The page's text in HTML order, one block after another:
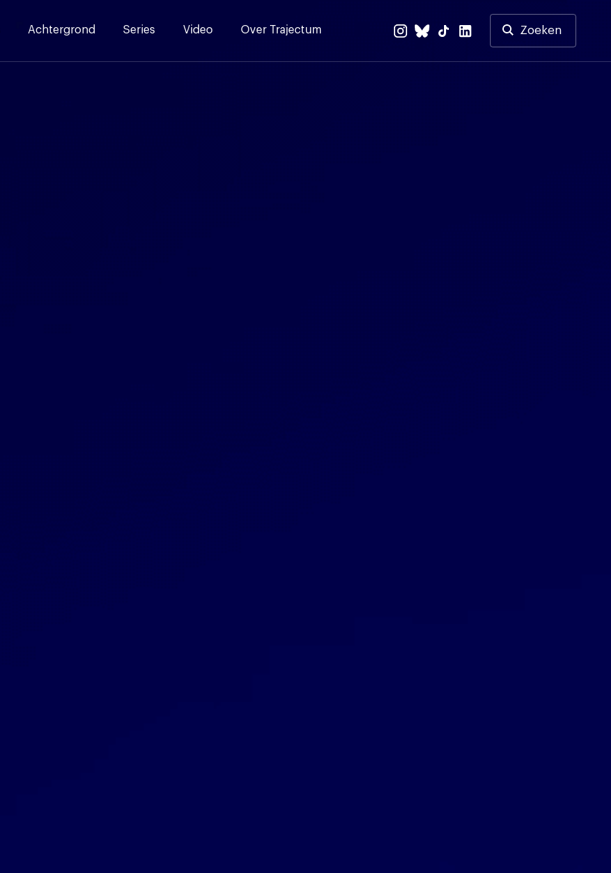
Achtergrond Series Video Over Trajectum Zoeken